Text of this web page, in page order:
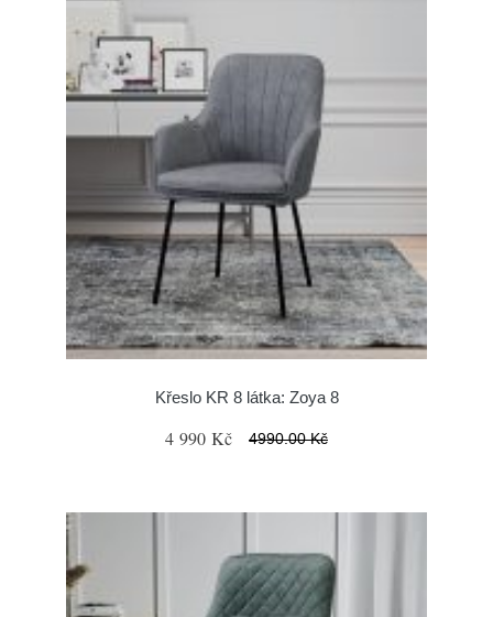
Křeslo KR 8 látka: Zoya 8
4 990 Kč 4990.00 Kč